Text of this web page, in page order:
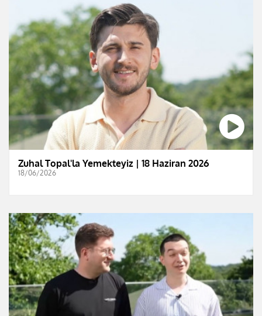
Zuhal Topal'la Yemekteyiz | 18 Haziran 2026
18/06/2026